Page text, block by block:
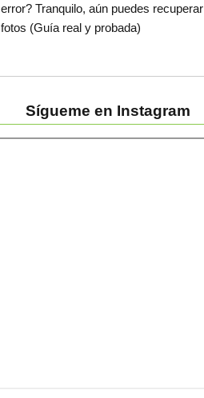
error? Tranquilo, aún puedes recuperar
fotos (Guía real y probada)
Sígueme en Instagram